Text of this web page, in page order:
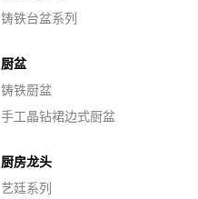
铸铁台盆系列
厨盆
铸铁厨盆
手工晶钻裙边式厨盆
厨房龙头
艺廷系列